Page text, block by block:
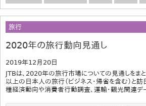
旅行
2020年の旅行動向見通し
2019年12月20日
JTBは、2020年の旅行市場についての見通しをまと
以上の日本人の旅行（ビジネス･帰省を含む）と訪
種経済動向や消費者行動調査、運輸・観光関連デ